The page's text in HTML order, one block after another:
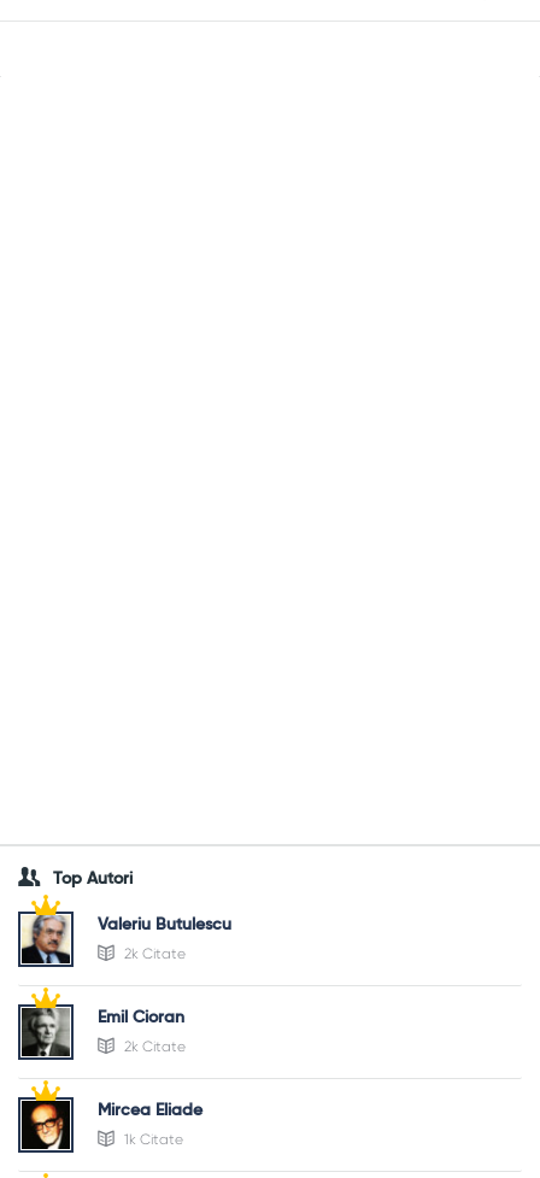
Top Autori
Valeriu Butulescu
2k Citate
Emil Cioran
2k Citate
Mircea Eliade
1k Citate